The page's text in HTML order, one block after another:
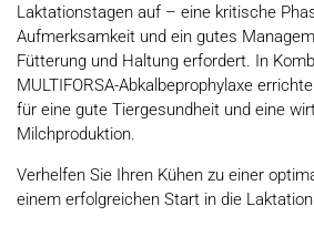
Laktationstagen auf – eine kritische
Aufmerksamkeit und ein gutes
Fütterung und Haltung erfordert. In
MULTIFORSA-Abkalbeprophylaxe
für eine gute Tiergesundheit und eine
Milchproduktion.
Verhelfen Sie Ihren Kühen zu einer
einem erfolgreichen Start in die